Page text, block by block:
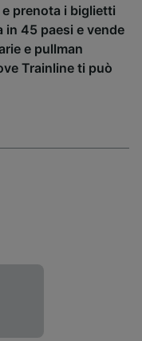
prenota i biglietti
in 45 paesi e vende
e pullman
Trainline ti può